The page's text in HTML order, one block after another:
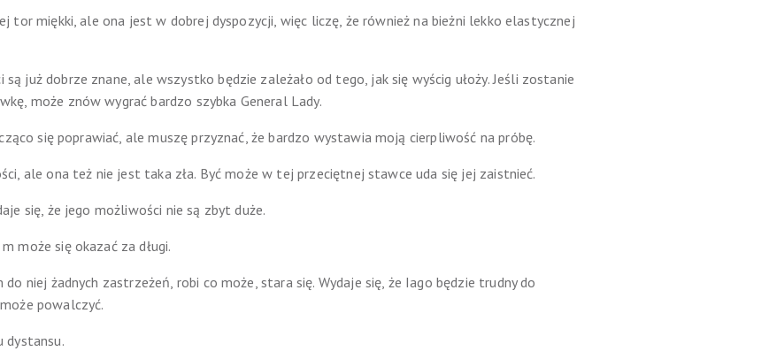
tor miękki, ale ona jest w dobrej dyspozycji, więc liczę, że również na bieżni lekko elastycznej
już dobrze znane, ale wszystko będzie zależało od tego, jak się wyścig ułoży. Jeśli zostanie
może znów wygrać bardzo szybka General Lady.
się poprawiać, ale muszę przyznać, że bardzo wystawia moją cierpliwość na próbę.
ale ona też nie jest taka zła. Być może w tej przeciętnej stawce uda się jej zaistnieć.
się, że jego możliwości nie są zbyt duże.
może się okazać za długi.
niej żadnych zastrzeżeń, robi co może, stara się. Wydaje się, że Iago będzie trudny do
powalczyć.
dystansu.